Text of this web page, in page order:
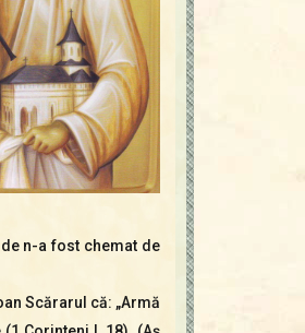
n-a fost chemat de
Scărarul că: „Armă